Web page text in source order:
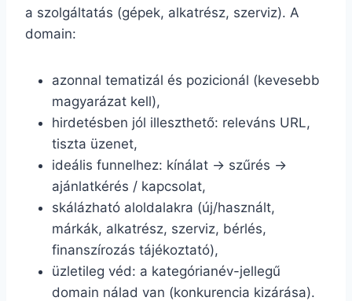
a szolgáltatás (gépek, alkatrész, szerviz). A
domain:
azonnal tematizál és pozicionál (kevesebb
magyarázat kell),
hirdetésben jól illeszthető: releváns URL,
tiszta üzenet,
ideális funnelhez: kínálat → szűrés →
ajánlatkérés / kapcsolat,
skálázható aloldalakra (új/használt,
márkák, alkatrész, szerviz, bérlés,
finanszírozás tájékoztató),
üzletileg véd: a kategórianév-jellegű
domain nálad van (konkurencia kizárása).